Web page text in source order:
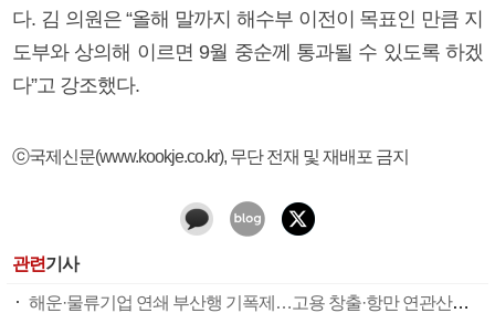
다. 김 의원은 “올해 말까지 해수부 이전이 목표인 만큼 지
도부와 상의해 이르면 9월 중순께 통과될 수 있도록 하겠
다”고 강조했다.
ⓒ국제신문(www.kookje.co.kr), 무단 전재 및 재배포 금지
관련기사
해운·물류기업 연쇄 부산행 기폭제…고용 창출·항만 연관산업 집적 기대